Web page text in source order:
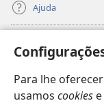
Para lhe
usamos cookies
Ajuda
(abre
uma
nova
janela)
BibliotecaOnline
(abre
uma